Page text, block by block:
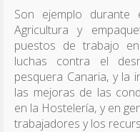
Son ejemplo
Agricultura y
puestos de trabajo
luchas contra el
pesquera Canaria, y la
las mejoras de las
en la Hostelería, y en
trabajadores y los